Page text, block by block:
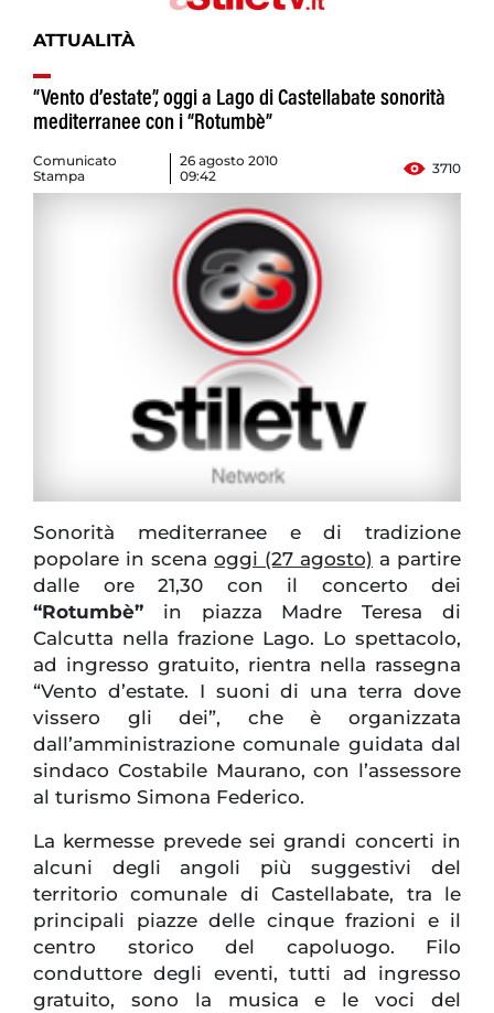
ATTUALITÀ
“Vento d’estate”, oggi a Lago di Castellabate sonorità
mediterranee con i “Rotumbè”
Comunicato
Stampa
26 agosto 2010
09:42
3710
Sonorità mediterranee e di tradizione
popolare in scena oggi (27 agosto) a partire
dalle ore 21,30 con il concerto dei
“Rotumbè” in piazza Madre Teresa di
Calcutta nella frazione Lago. Lo spettacolo,
ad ingresso gratuito, rientra nella rassegna
“Vento d’estate. I suoni di una terra dove
vissero gli dei”, che è organizzata
dall’amministrazione comunale guidata dal
sindaco Costabile Maurano, con l’assessore
al turismo Simona Federico.
La kermesse prevede sei grandi concerti in
alcuni degli angoli più suggestivi del
territorio comunale di Castellabate, tra le
principali piazze delle cinque frazioni e il
centro storico del capoluogo. Filo
conduttore degli eventi, tutti ad ingresso
gratuito, sono la musica e le voci del